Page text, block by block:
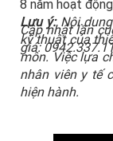
8 năm hoạt
Cập nhật lần
giá:
Lưu ý:Nội
kỹ thuật của
môn. Việc lựa
nhân viên y tế
hiện hành.